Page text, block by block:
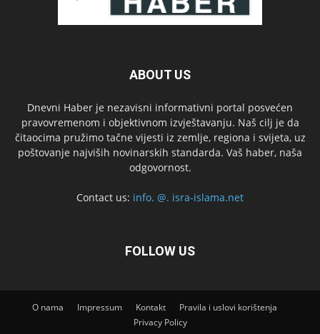
ABOUT US
Dnevni Haber je nezavisni informativni portal posvećen
pravovremenom i objektivnom izvještavanju. Naš cilj je da
čitaocima pružimo tačne vijesti iz zemlje, regiona i svijeta, uz
poštovanje najviših novinarskih standarda. Vaš haber, naša
odgovornost.
Contact us: info. @. isra-islama.net
FOLLOW US
O nama Impressum Kontakt
Pravila i uslovi korištenja
Privacy Policy